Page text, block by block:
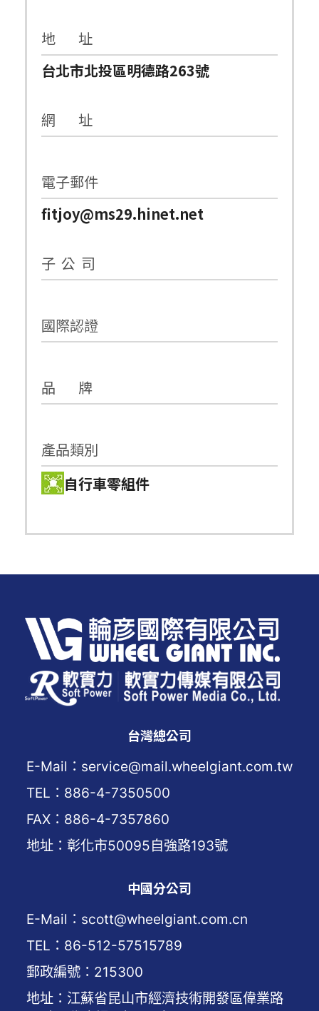
地 址
台北市北投區明德路263號
網 址
電子郵件
fitjoy@ms29.hinet.net
子 公 司
國際認證
品 牌
產品類別
自行車零組件
台灣總公司
E-Mail：service@mail.wheelgiant.com.tw
TEL：886-4-7350500
FAX：886-4-7357860
地址：彰化市50095自強路193號
中國分公司
E-Mail：scott@wheelgiant.com.cn
TEL：86-512-57515789
郵政編號：215300
地址：江蘇省昆山市經濟技術開發區偉業路